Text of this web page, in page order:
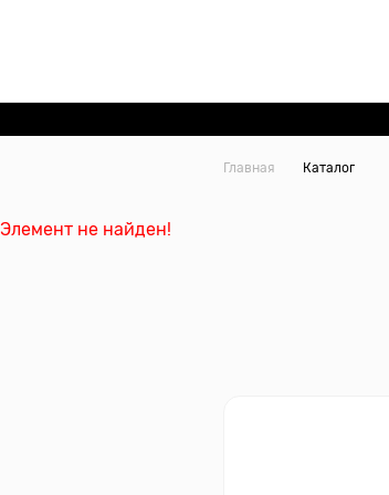
Главная Каталог
Элемент не найден!